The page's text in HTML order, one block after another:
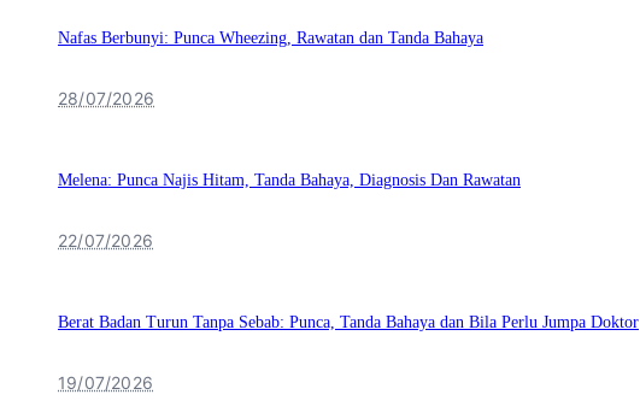
Nafas Berbunyi: Punca Wheezing, Rawatan dan Tanda Bahaya
28/07/2026
Melena: Punca Najis Hitam, Tanda Bahaya, Diagnosis Dan Rawatan
22/07/2026
Berat Badan Turun Tanpa Sebab: Punca, Tanda Bahaya dan Bila Perlu Jumpa Doktor
19/07/2026